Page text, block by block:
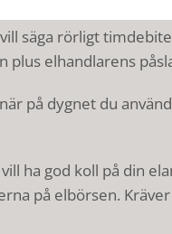
säga rörligt
elhandlarens
på dygnet du
ha god koll på din
på elbörsen.